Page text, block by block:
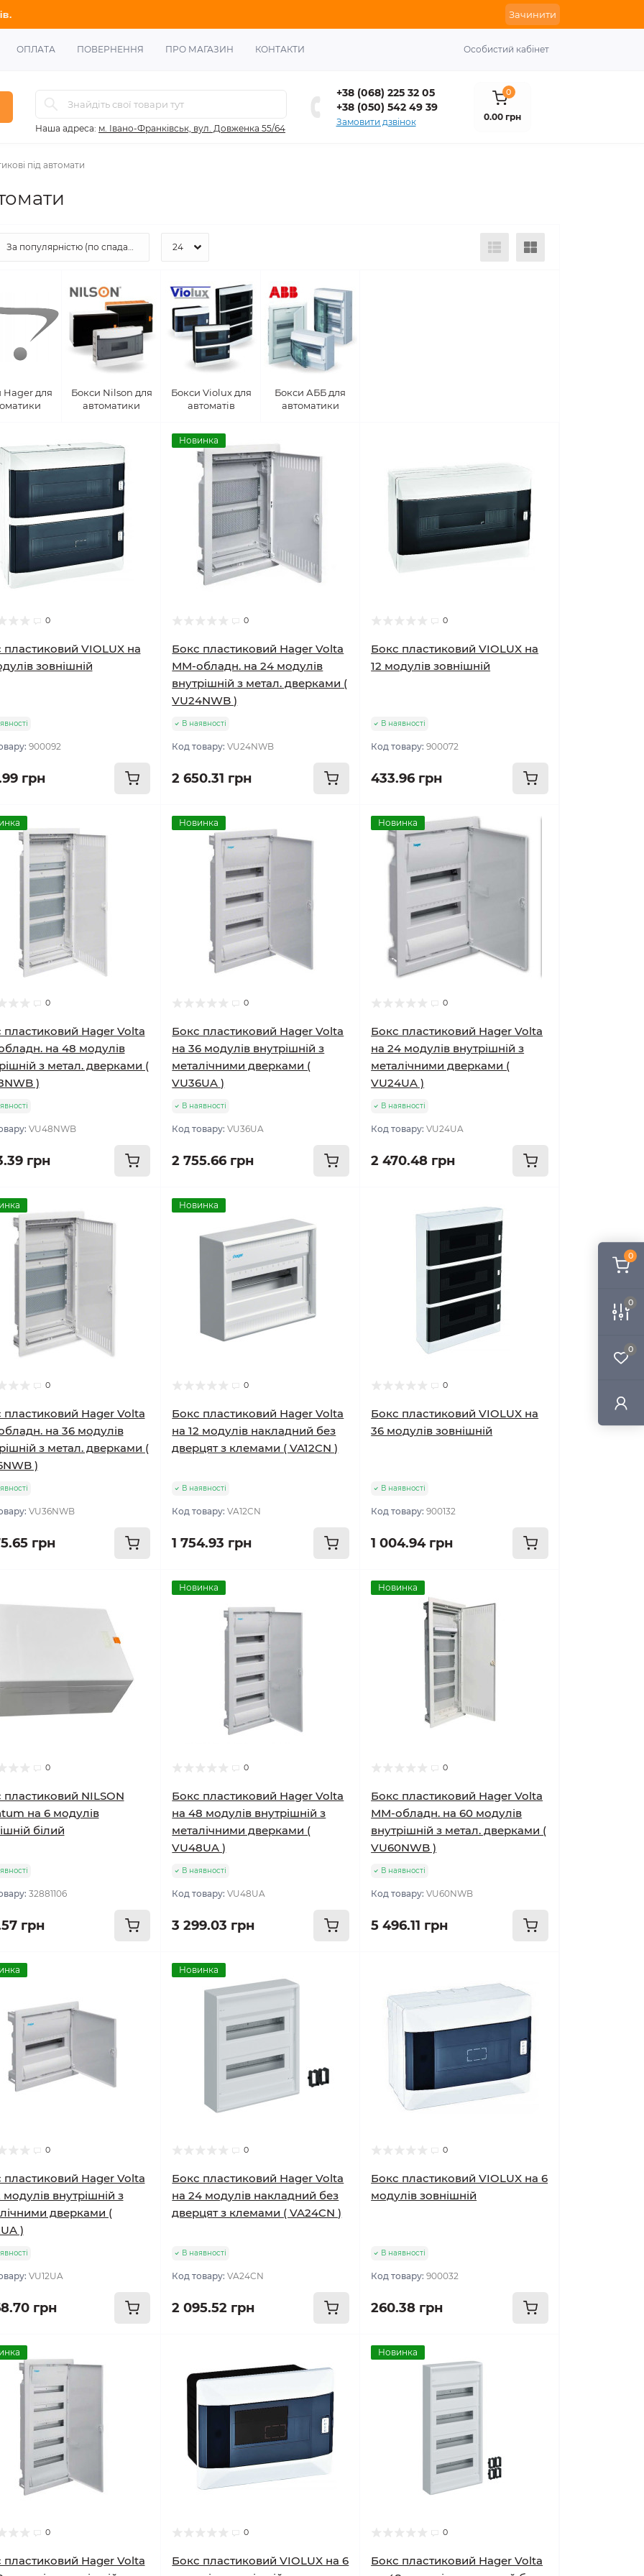
0
0
0
Зачинити
ОПЛАТА ПОВЕРНЕННЯ ПРО МАГАЗИН КОНТАКТИ Особистий кабінет
Наша адреса: м. Івано-Франківськ, вул. Довженка 55/64
+38 (068) 225 32 05
+38 (050) 542 49 39
Замовити дзвінок
0
0.00 грн
під автомати
Hager для
Бокси Nilson для
автоматики
Бокси Violux для
автоматів
Бокси АББ для
автоматики
0
пластиковий VIOLUX на
зовнішній
900092
грн
Новинка
0
Бокс пластиковий Hager Volta
ММ-обладн. на 24 модулів
внутрішній з метал. дверками (
VU24NWB )
В наявності
Код товару:VU24NWB
2 650.31 грн
0
Бокс пластиковий VIOLUX на
12 модулів зовнішній
В наявності
Код товару:900072
433.96 грн
0
пластиковий Hager Volta
на 48 модулів
з метал. дверками (
)
VU48NWB
грн
Новинка
0
Бокс пластиковий Hager Volta
на 36 модулів внутрішній з
металічними дверками (
VU36UA )
В наявності
Код товару:VU36UA
2 755.66 грн
Новинка
0
Бокс пластиковий Hager Volta
на 24 модулів внутрішній з
металічними дверками (
VU24UA )
В наявності
Код товару:VU24UA
2 470.48 грн
0
пластиковий Hager Volta
на 36 модулів
з метал. дверками (
)
VU36NWB
грн
Новинка
0
Бокс пластиковий Hager Volta
на 12 модулів накладний без
дверцят з клемами ( VA12CN )
В наявності
Код товару:VA12CN
1 754.93 грн
0
Бокс пластиковий VIOLUX на
36 модулів зовнішній
В наявності
Код товару:900132
1 004.94 грн
0
пластиковий NILSON
на 6 модулів
білий
32881106
грн
Новинка
0
Бокс пластиковий Hager Volta
на 48 модулів внутрішній з
металічними дверками (
VU48UA )
В наявності
Код товару:VU48UA
3 299.03 грн
Новинка
0
Бокс пластиковий Hager Volta
ММ-обладн. на 60 модулів
внутрішній з метал. дверками (
VU60NWB )
В наявності
Код товару:VU60NWB
5 496.11 грн
0
пластиковий Hager Volta
модулів внутрішній з
дверками (
)
VU12UA
грн
Новинка
0
Бокс пластиковий Hager Volta
на 24 модулів накладний без
дверцят з клемами ( VA24CN )
В наявності
Код товару:VA24CN
2 095.52 грн
0
Бокс пластиковий VIOLUX на 6
модулів зовнішній
В наявності
Код товару:900032
260.38 грн
0
пластиковий Hager Volta
0
Бокс пластиковий VIOLUX на 6
Новинка
0
Бокс пластиковий Hager Volta